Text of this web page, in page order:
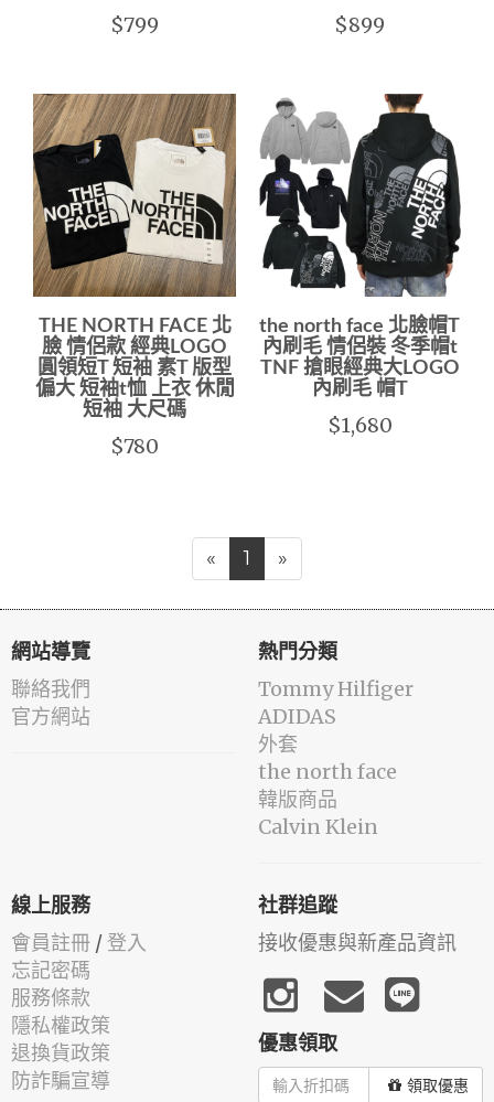
$799 $899
THE NORTH FACE 北
臉 情侶款 經典LOGO
圓領短T 短袖 素T 版型
偏大 短袖t恤 上衣 休閒
短袖 大尺碼
$780
the north face 北臉帽T
內刷毛 情侶裝 冬季帽t
TNF 搶眼經典大LOGO
內刷毛 帽T
$1,680
« 1 »
網站導覽
聯絡我們
官方網站
熱門分類
Tommy Hilfiger
ADIDAS
外套
the north face
韓版商品
Calvin Klein
線上服務
會員註冊 / 登入
忘記密碼
服務條款
隱私權政策
退換貨政策
防詐騙宣導
社群追蹤
接收優惠與新產品資訊
優惠領取
領取優惠